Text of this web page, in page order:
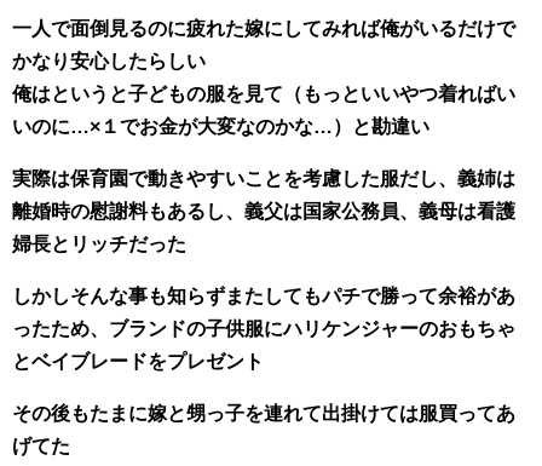
一人で面倒見るのに疲れた嫁にしてみれば俺がいるだけで
かなり安心したらしい
俺はというと子どもの服を見て （もっといいやつ着ればい
いのに…×１でお金が大変なのかな…）と勘違い
実際は保育園で動きやすいことを考慮した服だし、義姉は
離婚時の慰謝料もあるし、義父は国家公務員、義母は看護
婦長とリッチだった
しかしそんな事も知らずまたしてもパチで勝って余裕があ
ったため、ブランドの子供服にハリケンジャーのおもちゃ
とベイブレードをプレゼント
その後もたまに嫁と甥っ子を連れて出掛けては服買ってあ
げてた